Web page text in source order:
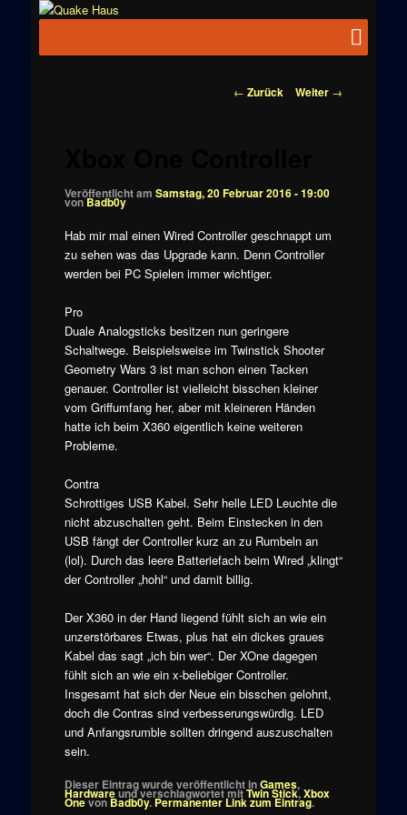
News zu
Beitragsnavigation
← Zurück Weiter →
Veröffentlicht am Samstag, 20 Februar 2016 - 19:00
vonBadb0y
Hab mir mal einen Wired Controller geschnappt um
zu sehen was das Upgrade kann. Denn Controller
werden bei PC Spielen immer wichtiger.
Pro
Duale Analogsticks besitzen nun geringere
Schaltwege. Beispielsweise im Twinstick Shooter
Geometry Wars 3 ist man schon einen Tacken
genauer. Controller ist vielleicht bisschen kleiner
vom Griffumfang her, aber mit kleineren Händen
hatte ich beim X360 eigentlich keine weiteren
Probleme.
Contra
Schrottiges USB Kabel. Sehr helle LED Leuchte die
nicht abzuschalten geht. Beim Einstecken in den
USB fängt der Controller kurz an zu Rumbeln an
(lol). Durch das leere Batteriefach beim Wired „klingt“
der Controller „hohl“ und damit billig.
Der X360 in der Hand liegend fühlt sich an wie ein
unzerstörbares Etwas, plus hat ein dickes graues
Kabel das sagt „ich bin wer“. Der XOne dagegen
fühlt sich an wie ein x-beliebiger Controller.
Insgesamt hat sich der Neue ein bisschen gelohnt,
doch die Contras sind verbesserungswürdig. LED
und Anfangsrumble sollten dringend auszuschalten
sein.
Dieser Eintrag wurde veröffentlicht inGames,
Hardwareund verschlagwortet mitTwin Stick,Xbox
OnevonBadb0y.Permanenter Link zum Eintrag.